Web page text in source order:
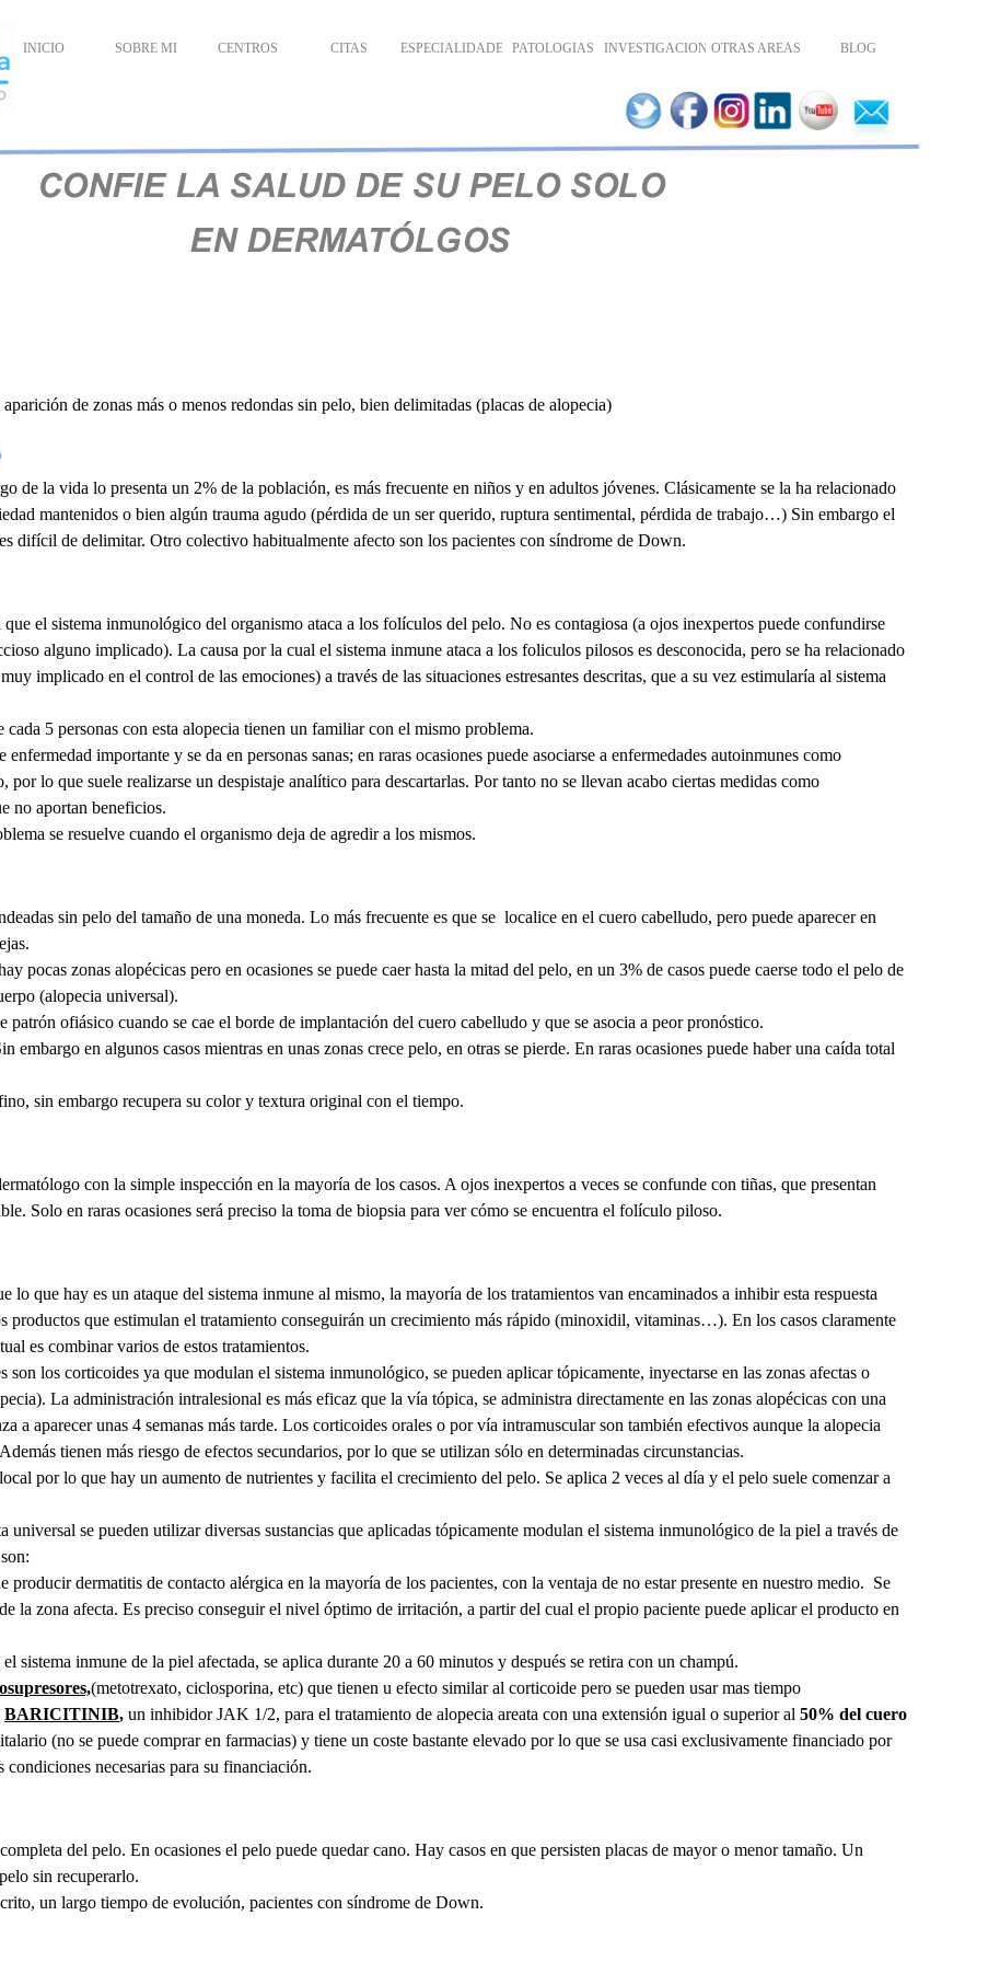
INICIO SOBRE MI CENTROS CITAS ESPECIALIDADES PATOLOGIAS INVESTIGACION OTRAS AREAS BLOG
de zonas más o menos redondas sin pelo, bien delimitadas (placas de alopecia)
de la vida lo presenta un 2% de la población, es más frecuente en niños y en adultos jóvenes. Clásicamente se la ha relacionado
mantenidos o bien algún trauma agudo (pérdida de un ser querido, ruptura sentimental, pérdida de trabajo…) Sin embargo el
difícil de delimitar. Otro colectivo habitualmente afecto son los pacientes con síndrome de Down.
el sistema inmunológico del organismo ataca a los folículos del pelo. No es contagiosa (a ojos inexpertos puede confundirse
alguno implicado). La causa por la cual el sistema inmune ataca a los foliculos pilosos es desconocida, pero se ha relacionado
implicado en el control de las emociones) a través de las situaciones estresantes descritas, que a su vez estimularía al sistema
5 personas con esta alopecia tienen un familiar con el mismo problema.
importante y se da en personas sanas; en raras ocasiones puede asociarse a enfermedades autoinmunes como
lo que suele realizarse un despistaje analítico para descartarlas. Por tanto no se llevan acabo ciertas medidas como
no aportan beneficios.
se resuelve cuando el organismo deja de agredir a los mismos.
sin pelo del tamaño de una moneda. Lo más frecuente es que se localice en el cuero cabelludo, pero puede aparecer en
pocas zonas alopécicas pero en ocasiones se puede caer hasta la mitad del pelo, en un 3% de casos puede caerse todo el pelo de
(alopecia universal).
ofiásico cuando se cae el borde de implantación del cuero cabelludo y que se asocia a peor pronóstico.
embargo en algunos casos mientras en unas zonas crece pelo, en otras se pierde. En raras ocasiones puede haber una caída total
sin embargo recupera su color y textura original con el tiempo.
con la simple inspección en la mayoría de los casos. A ojos inexpertos a veces se confunde con tiñas, que presentan
Solo en raras ocasiones será preciso la toma de biopsia para ver cómo se encuentra el folículo piloso.
que hay es un ataque del sistema inmune al mismo, la mayoría de los tratamientos van encaminados a inhibir esta respuesta
productos que estimulan el tratamiento conseguirán un crecimiento más rápido (minoxidil, vitaminas…). En los casos claramente
es combinar varios de estos tratamientos.
son los corticoides ya que modulan el sistema inmunológico, se pueden aplicar tópicamente, inyectarse en las zonas afectas o
La administración intralesional es más eficaz que la vía tópica, se administra directamente en las zonas alopécicas con una
a aparecer unas 4 semanas más tarde. Los corticoides orales o por vía intramuscular son también efectivos aunque la alopecia
tienen más riesgo de efectos secundarios, por lo que se utilizan sólo en determinadas circunstancias.
por lo que hay un aumento de nutrientes y facilita el crecimiento del pelo. Se aplica 2 veces al día y el pelo suele comenzar a
universal se pueden utilizar diversas sustancias que aplicadas tópicamente modulan el sistema inmunológico de la piel a través de
producir dermatitis de contacto alérgica en la mayoría de los pacientes, con la ventaja de no estar presente en nuestro medio. Se
la zona afecta. Es preciso conseguir el nivel óptimo de irritación, a partir del cual el propio paciente puede aplicar el producto en
sistema inmune de la piel afectada, se aplica durante 20 a 60 minutos y después se retira con un champú.
(metotrexato, ciclosporina, etc) que tienen u efecto similar al corticoide pero se pueden usar mas tiempo
BARICITINIB, un inhibidor JAK 1/2, para el tratamiento de alopecia areata con una extensión igual o superior al50% del cuero
(no se puede comprar en farmacias) y tiene un coste bastante elevado por lo que se usa casi exclusivamente financiado por
necesarias para su financiación.
del pelo. En ocasiones el pelo puede quedar cano. Hay casos en que persisten placas de mayor o menor tamaño. Un
sin recuperarlo.
un largo tiempo de evolución, pacientes con síndrome de Down.